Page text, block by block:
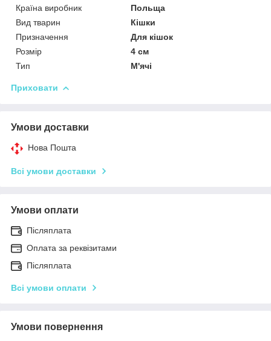
Країна виробник
Польща
Вид тварин
Кішки
Призначення
Для кішок
Розмір
4 см
Тип
М'ячі
Приховати
Умови доставки
Нова Пошта
Всі умови доставки
Умови оплати
Післяплата
Оплата за реквізитами
Післяплата
Всі умови оплати
Умови повернення